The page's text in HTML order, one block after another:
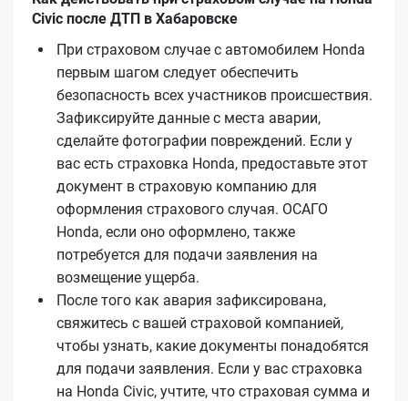
Civic после ДТП в Хабаровске
При страховом случае с автомобилем Honda
первым шагом следует обеспечить
безопасность всех участников происшествия.
Зафиксируйте данные с места аварии,
сделайте фотографии повреждений. Если у
вас есть страховка Honda, предоставьте этот
документ в страховую компанию для
оформления страхового случая. ОСАГО
Honda, если оно оформлено, также
потребуется для подачи заявления на
возмещение ущерба.
После того как авария зафиксирована,
свяжитесь с вашей страховой компанией,
чтобы узнать, какие документы понадобятся
для подачи заявления. Если у вас страховка
на Honda Civic, учтите, что страховая сумма и